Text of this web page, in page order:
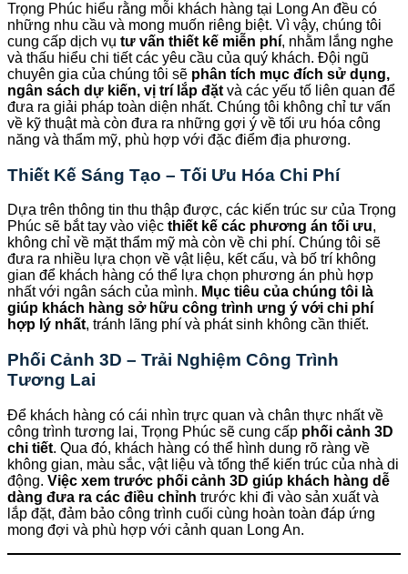
Trọng Phúc hiểu rằng mỗi khách hàng tại Long An đều có
những nhu cầu và mong muốn riêng biệt. Vì vậy, chúng tôi
cung cấp dịch vụ tư vấn thiết kế miễn phí, nhằm lắng nghe
và thấu hiểu chi tiết các yêu cầu của quý khách. Đội ngũ
chuyên gia của chúng tôi sẽ phân tích mục đích sử dụng,
ngân sách dự kiến, vị trí lắp đặt và các yếu tố liên quan để
đưa ra giải pháp toàn diện nhất. Chúng tôi không chỉ tư vấn
về kỹ thuật mà còn đưa ra những gợi ý về tối ưu hóa công
năng và thẩm mỹ, phù hợp với đặc điểm địa phương.
Thiết Kế Sáng Tạo – Tối Ưu Hóa Chi Phí
Dựa trên thông tin thu thập được, các kiến trúc sư của Trọng
Phúc sẽ bắt tay vào việc thiết kế các phương án tối ưu,
không chỉ về mặt thẩm mỹ mà còn về chi phí. Chúng tôi sẽ
đưa ra nhiều lựa chọn về vật liệu, kết cấu, và bố trí không
gian để khách hàng có thể lựa chọn phương án phù hợp
nhất với ngân sách của mình. Mục tiêu của chúng tôi là
giúp khách hàng sở hữu công trình ưng ý với chi phí
hợp lý nhất, tránh lãng phí và phát sinh không cần thiết.
Phối Cảnh 3D – Trải Nghiệm Công Trình
Tương Lai
Để khách hàng có cái nhìn trực quan và chân thực nhất về
công trình tương lai, Trọng Phúc sẽ cung cấp phối cảnh 3D
chi tiết. Qua đó, khách hàng có thể hình dung rõ ràng về
không gian, màu sắc, vật liệu và tổng thể kiến trúc của nhà di
động. Việc xem trước phối cảnh 3D giúp khách hàng dễ
dàng đưa ra các điều chỉnh trước khi đi vào sản xuất và
lắp đặt, đảm bảo công trình cuối cùng hoàn toàn đáp ứng
mong đợi và phù hợp với cảnh quan Long An.